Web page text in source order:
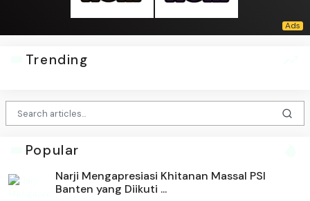
Trending
Popular
Narji Mengapresiasi Khitanan Massal PSI
Banten yang Diikuti ...